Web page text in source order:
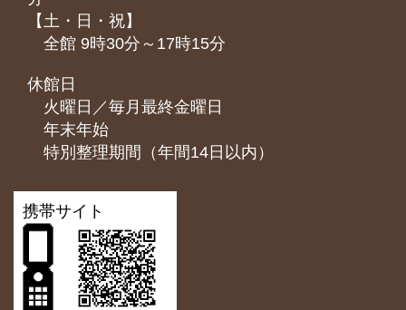
【土・日・祝】
全館 9時30分～17時15分
休館日
火曜日／毎月最終金曜日
年末年始
特別整理期間（年間14日以内）
携帯サイト